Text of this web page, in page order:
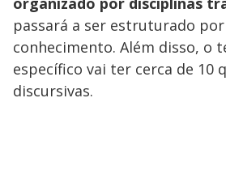
a
y
o d
s
u
d
passará a ser estruturado
conhecimento. Além disso, o
específico vai ter cerca de 10
discursivas.